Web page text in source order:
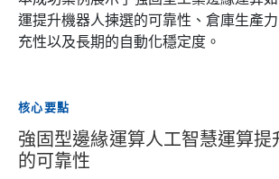
運提升機器人揀選的可靠性、倉庫生產
充性以及長期的自動化穩定度。
核心要點
強固型邊緣運算人工智慧運算提
的可靠性